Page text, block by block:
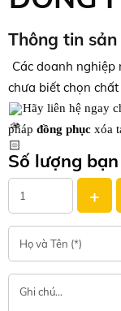
Thông tin
Các doanh
chưa biết chọn
Hãy liên hệ ngay
phápđồng phục xóa
Số lượng
+